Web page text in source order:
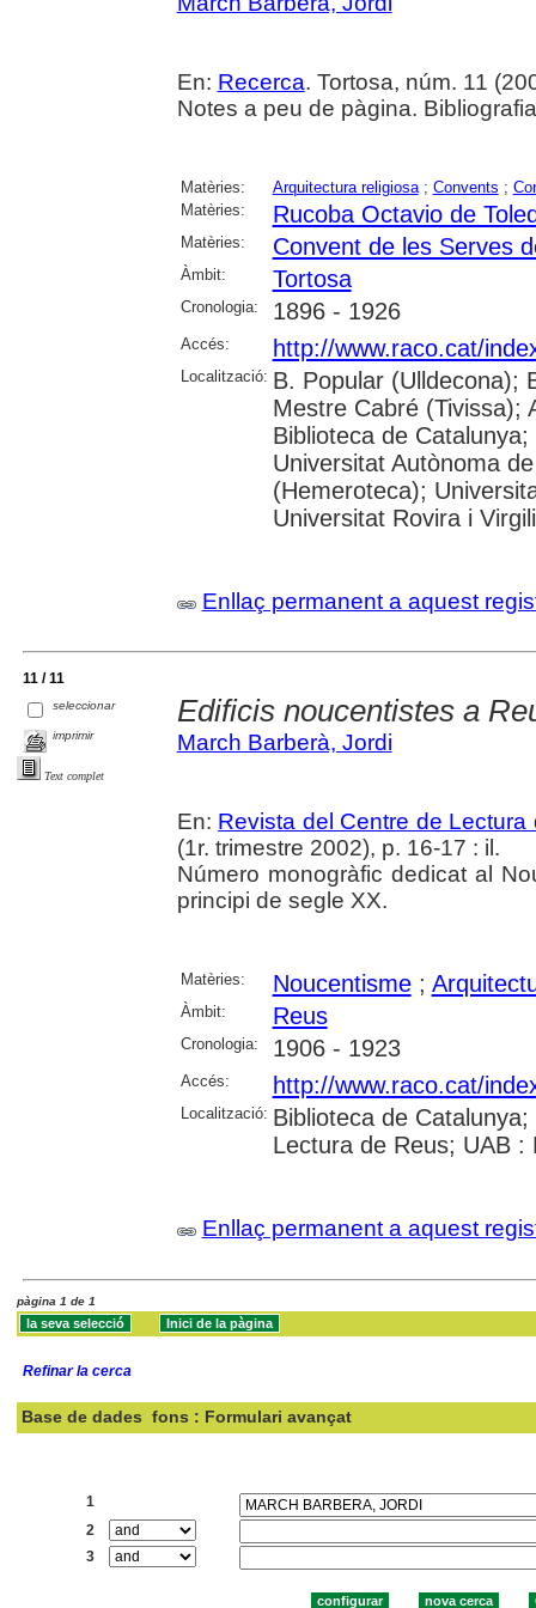
En: Recerca. Tortosa, núm. 11
Notes a peu de pàgina.
Matèries: Arquitectura religiosa; Convents ;
Matèries:
Rucoba Octavio de
Matèries: Convent de les Serves
Àmbit: Tortosa
Cronologia: 1896 - 1926
Accés: http://www.raco.cat/
Localització: B. Popular (Ulldecona);
Mestre Cabré (Tivissa);
Biblioteca de
Universitat Autònoma
(Hemeroteca);
Universitat Rovira i
Enllaç permanent a aquest
11 / 11
seleccionar
imprimir
Text complet
Edificis noucentistes a
March Barberà, Jordi
En: Revista del Centre de Lectura
(1r. trimestre 2002), p. 16-17 : il.
Número monogràfic dedicat al
principi de segle XX.
Matèries: Noucentisme;
Àmbit: Reus
Cronologia: 1906 - 1923
Accés: http://www.raco.cat/
Localització: Biblioteca de
Lectura de Reus; UAB :
Enllaç permanent a aquest
pàgina 1 de 1
Refinar la cerca
Base de dades fons : Formulari avançat
1
2
3